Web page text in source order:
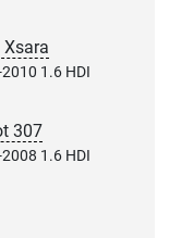
Xsara
1.6 HDI
307
1.6 HDI